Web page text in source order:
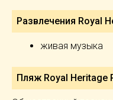
Развлечения Royal
живая музыка
Пляж Royal Heritage